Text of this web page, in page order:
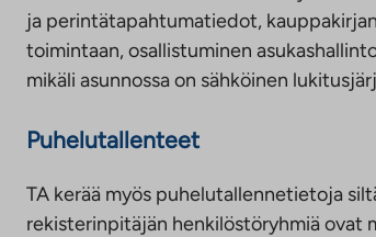
ja perintätapahtumatiedot,
toimintaan, osallistuminen
mikäli asunnossa on sähköinen
Puhelutallenteet
TA kerää myös puhelutallennetietoja
rekisterinpitäjän henkilöstöryhmiä ovat